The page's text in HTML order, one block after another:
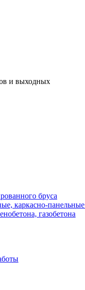
и выходных
бруса
каркасно-
газобетона